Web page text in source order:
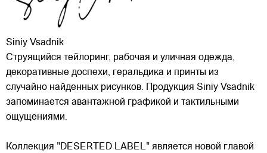
Siniy Vsadnik
Струящийся тейлоринг, рабочая и уличная одежда,
декоративные доспехи, геральдика и принты из
случайно найденных рисунков. Продукция Siniy Vsadnik
запоминается авантажной графикой и тактильными
ощущениями.
Коллекция "DESERTED LABEL" является новой главой